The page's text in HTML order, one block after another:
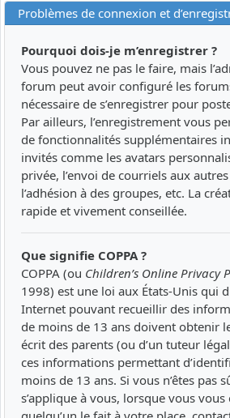
Problèmes de connexion et
Pourquoi dois-je m’enregistrer ?
Vous pouvez ne pas le faire, mais
forum peut avoir configuré les
nécessaire de s’enregistrer pour
Par ailleurs, l’enregistrement vous
de fonctionnalités supplémentaires
invités comme les avatars
privée, l’envoi de courriels aux
l’adhésion à des groupes, etc. La
rapide et vivement conseillée.
Que signifie COPPA ?
COPPA (ou Children’s Online Privacy
1998) est une loi aux États-Unis qui
Internet pouvant recueillir des
de moins de 13 ans doivent obtenir
écrit des parents (ou d’un tuteur
ces informations permettant
moins de 13 ans. Si vous n’êtes pas
s’applique à vous, lorsque vous